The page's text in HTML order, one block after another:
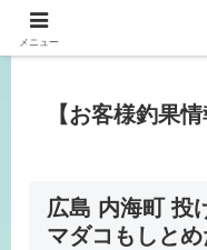
広島、岡山の
【お客様釣果
広島 内海町 投
マダコもしとめ
メニュー